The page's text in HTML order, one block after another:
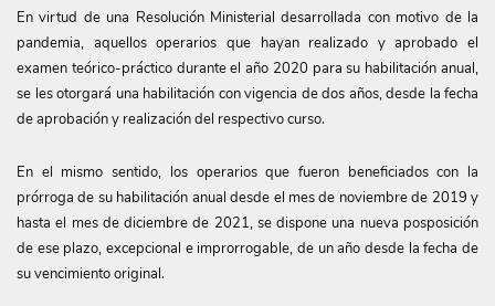
En virtud de una Resolución Ministerial desarrollada con motivo de la
pandemia, aquellos operarios que hayan realizado y aprobado el
examen teórico-práctico durante el año 2020 para su habilitación anual,
se les otorgará una habilitación con vigencia de dos años, desde la fecha
de aprobación y realización del respectivo curso.
En el mismo sentido, los operarios que fueron beneficiados con la
prórroga de su habilitación anual desde el mes de noviembre de 2019 y
hasta el mes de diciembre de 2021, se dispone una nueva posposición
de ese plazo, excepcional e improrrogable, de un año desde la fecha de
su vencimiento original.